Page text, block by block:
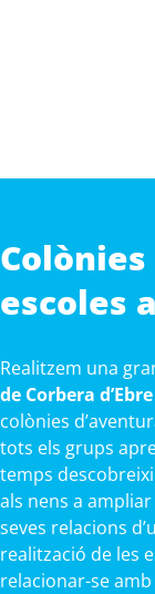
escoles
Realitzem una
de Corbera d’Ebre
colònies
tots els grups
temps
als nens a
seves relacions
realització de les
relacionar-se